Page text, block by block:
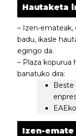
Hautaketa
– Izen-emateak,
badu, ikasle
egingo da.
– Plaza
banatuko dira:
Beste
Izen-